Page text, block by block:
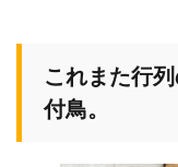
これまた行
付鳥。